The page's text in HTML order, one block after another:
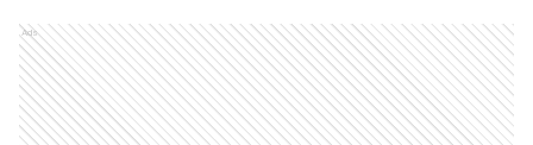
Ads